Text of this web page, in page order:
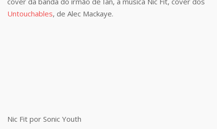
Untouchables, de Alec Mackaye.
Nic Fit por Sonic Youth